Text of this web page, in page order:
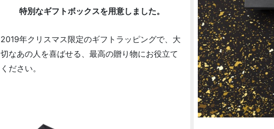
特別なギフトボックスを用意しました。
2019年クリスマス限定のギフトラッピングで、大
切なあの人を喜ばせる、最高の贈り物にお役立て
ください。